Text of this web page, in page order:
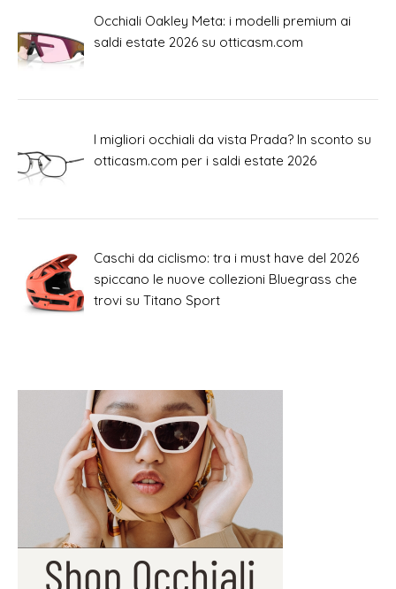
Occhiali Oakley Meta: i modelli premium ai
saldi estate 2026 su otticasm.com
I migliori occhiali da vista Prada? In sconto su
otticasm.com per i saldi estate 2026
Caschi da ciclismo: tra i must have del 2026
spiccano le nuove collezioni Bluegrass che
trovi su Titano Sport